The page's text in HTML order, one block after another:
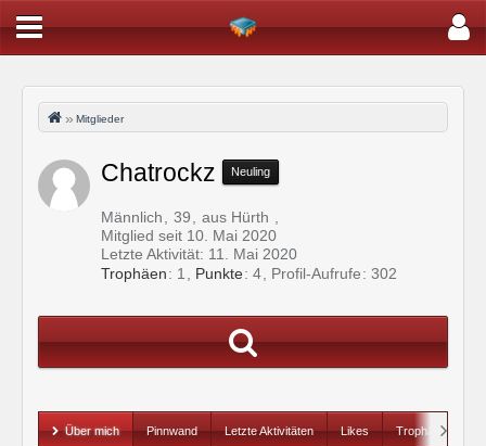
Mitglieder
Chatrockz Neuling
Männlich 39
aus Hürth
Mitglied seit 10. Mai 2020
Letzte Aktivität: 11. Mai 2020
Trophäen
1 Punkte 4 Profil-Aufrufe 302
Über mich Pinnwand Letzte Aktivitäten Likes Trophäen